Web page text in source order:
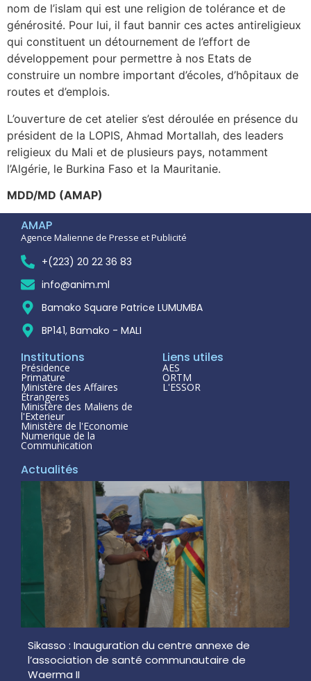
nom de l’islam qui est une religion de tolérance et de
générosité. Pour lui, il faut bannir ces actes antireligieux
qui constituent un détournement de l’effort de
développement pour permettre à nos Etats de
construire un nombre important d’écoles, d’hôpitaux de
routes et d’emplois.
L’ouverture de cet atelier s’est déroulée en présence du
président de la LOPIS, Ahmad Mortallah, des leaders
religieux du Mali et de plusieurs pays, notamment
l’Algérie, le Burkina Faso et la Mauritanie.
MDD/MD (AMAP)
AMAP
Agence Malienne de Presse et Publicité
+(223) 20 22 36 83
info@anim.ml
Bamako Square Patrice LUMUMBA
BP141, Bamako - MALI
Institutions
Présidence
Primature
Ministère des Affaires
Étrangeres
Ministère des Maliens de
l'Exterieur
Ministère de l'Economie
Numerique de la
Communication
Liens utiles
AES
ORTM
L'ESSOR
Actualités
Sikasso : Inauguration du centre annexe de
l’association de santé communautaire de
Waerma II